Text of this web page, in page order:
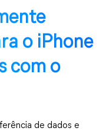
o iPhone
com o
de dados e